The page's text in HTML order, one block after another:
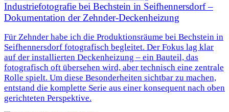
Industriefotografie bei Bechstein in Seifhennersdorf –
Dokumentation der Zehnder‑Deckenheizung
Für Zehnder habe ich die Produktionsräume bei Bechstein in
Seifhennersdorf fotografisch begleitet. Der Fokus lag klar
auf der installierten Deckenheizung – ein Bauteil, das
fotografisch oft übersehen wird, aber technisch eine zentrale
Rolle spielt. Um diese Besonderheiten sichtbar zu machen,
entstand die komplette Serie aus einer konsequent nach oben
gerichteten Perspektive.